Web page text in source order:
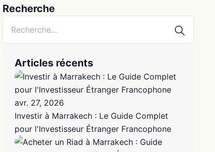
Recherche
Articles récents
avr. 27, 2026
Investir à Marrakech : Le Guide Complet
pour l'Investisseur Étranger Francophone